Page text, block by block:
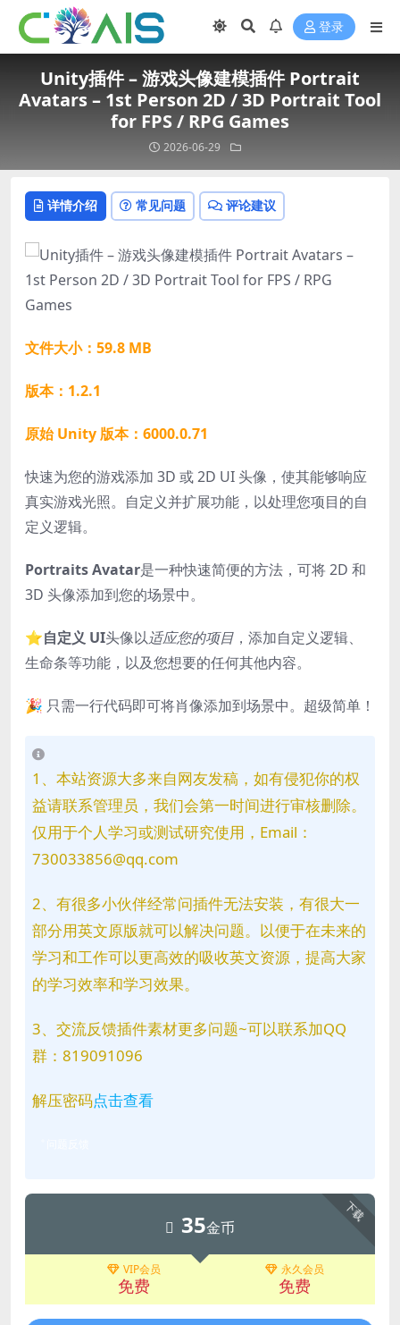
登录
Unity插件 – 游戏头像建模插件 Portrait
Avatars – 1st Person 2D / 3D Portrait Tool
for FPS / RPG Games
2026-06-29
详情介绍 常见问题 评论建议
文件大小：59.8 MB
版本：1.2.1
原始 Unity 版本：6000.0.71
快速为您的游戏添加 3D 或 2D UI 头像，使其能够响应
真实游戏光照。自定义并扩展功能，以处理您项目的自
定义逻辑。
Portraits Avatar是一种快速简便的方法，可将 2D 和
3D 头像添加到您的场景中。
⭐️自定义 UI头像以适应您的项目 ，添加自定义逻辑、
生命条等功能，以及您想要的任何其他内容。
🎉 只需一行代码即可将肖像添加到场景中。超级简单！
1、本站资源大多来自网友发稿，如有侵犯你的权
益请联系管理员，我们会第一时间进行审核删除。
仅用于个人学习或测试研究使用，Email：
730033856@qq.com
2、有很多小伙伴经常问插件无法安装，有很大一
部分用英文原版就可以解决问题。以便于在未来的
学习和工作可以更高效的吸收英文资源，提高大家
的学习效率和学习效果。
3、交流反馈插件素材更多问题~可以联系加QQ
群：819091096
解压密码点击查看
下载
35金币
VIP会员
免费
永久会员
免费